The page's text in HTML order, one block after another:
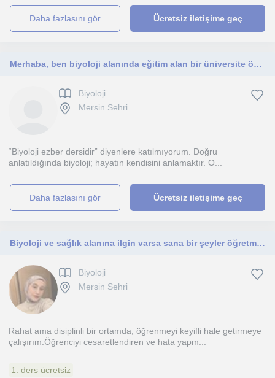
daha fazlasını gör Ücretsiz iletişime geç
Merhaba, ben biyoloji alanında eğitim alan bir üniversite öğrencisiyim ve ortaokul-lise- üni seviyesinde özel ders veriyorum.
Biyoloji
Mersin Sehri
“Biyoloji ezber dersidir” diyenlere katılmıyorum. Doğru
anlatıldığında biyoloji; hayatın kendisini anlamaktır. O...
daha fazlasını gör Ücretsiz iletişime geç
Biyoloji ve sağlık alanına ilgin varsa sana bir şeyler öğretmekten mutluluk duyarımm
Biyoloji
Mersin Sehri
Rahat ama disiplinli bir ortamda, öğrenmeyi keyifli hale getirmeye
çalışırım.Öğrenciyi cesaretlendiren ve hata yapm...
1. ders ücretsiz